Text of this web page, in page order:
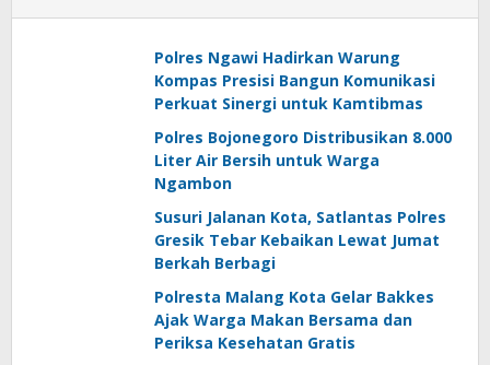
Polres Ngawi Hadirkan Warung
Kompas Presisi Bangun Komunikasi
Perkuat Sinergi untuk Kamtibmas
Polres Bojonegoro Distribusikan 8.000
Liter Air Bersih untuk Warga
Ngambon
Susuri Jalanan Kota, Satlantas Polres
Gresik Tebar Kebaikan Lewat Jumat
Berkah Berbagi
Polresta Malang Kota Gelar Bakkes
Ajak Warga Makan Bersama dan
Periksa Kesehatan Gratis